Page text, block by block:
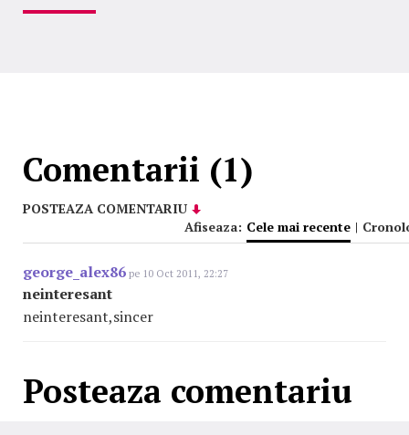
Comentarii (1)
POSTEAZA COMENTARIU
Afiseaza: Cele mai recente |
george_alex86 pe 10 Oct 2011, 22:27
neinteresant
neinteresant,sincer
Posteaza comentariu